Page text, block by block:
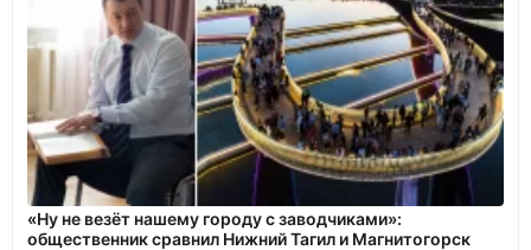
«Ну не везёт нашему городу с заводчиками»:
общественник сравнил Нижний Тагил и Магнитогорск